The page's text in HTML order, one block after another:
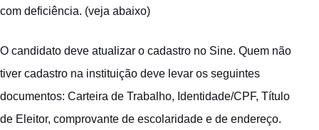
com deficiência. (veja abaixo)
O candidato deve atualizar o cadastro no Sine. Quem não
tiver cadastro na instituição deve levar os seguintes
documentos: Carteira de Trabalho, Identidade/CPF, Título
de Eleitor, comprovante de escolaridade e de endereço.